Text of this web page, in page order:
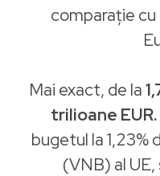
comparație
Mai exact, de la
trilioane EUR.
bugetul la 1,23%
(VNB) al UE,